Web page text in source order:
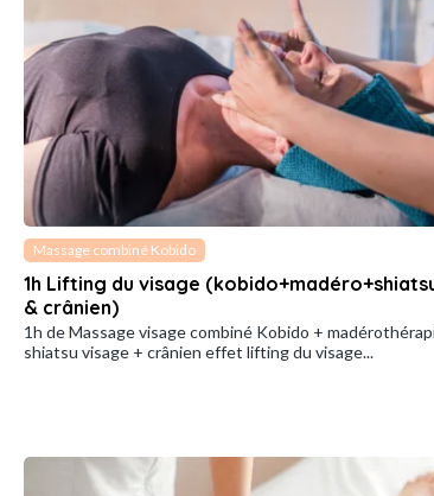
Massage combiné Kobido
1h Lifting du visage
& crânien)
1h de Massage visage combiné Kobido +
shiatsu visage + crânien effet lifting du visage...